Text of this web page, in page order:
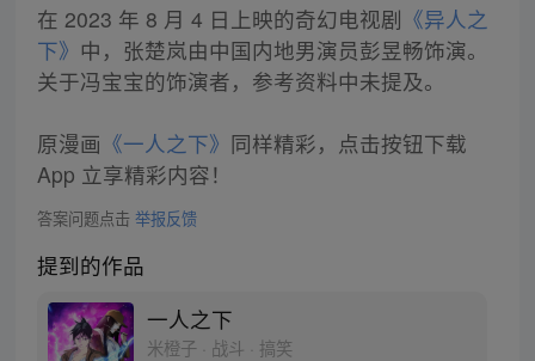
在 2023 年 8 月 4 日上映的奇幻电视剧 《异人之
下》 中，张楚岚由中国内地男演员彭昱畅饰演。
关于冯宝宝的饰演者，参考资料中未提及。
原漫画 《一人之下》 同样精彩，点击按钮下载
App 立享精彩内容！
答案问题点击 举报反馈
提到的作品
一人之下
米橙子 · 战斗 · 搞笑